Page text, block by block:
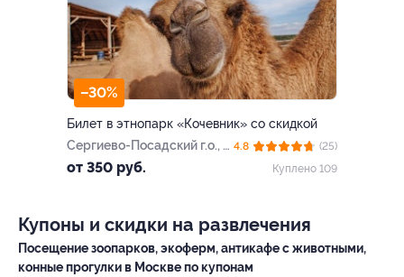
–30%
Билет в этнопарк «Кочевник» со скидкой
Сергиево-Посадский г.о., с.
Морозово, д. 2
от 350 руб.
4.8
(25)
Куплено 109
Купоны и скидки на развлечения
Посещение зоопарков, экоферм, антикафе с животными,
конные прогулки в Москве по купонам